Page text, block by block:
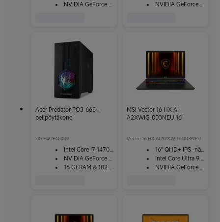
NVIDIA GeForce RTX 5070
NVIDIA GeForce RTX 5060
Acer Predator PO3-665 -
pelipöytäkone
DG.E4UEQ.009
Intel Core i7-14700F
NVIDIA GeForce RTX 5070
16 Gt RAM & 1024 Gt SSD
MSI Vector 16 HX AI
A2XWIG-003NEU 16"
Vector 16 HX AI A2XWIG-003NEU
16" QHD+ IPS -näyttö
Intel Core Ultra 9 275HX
NVIDIA GeForce RTX 5080